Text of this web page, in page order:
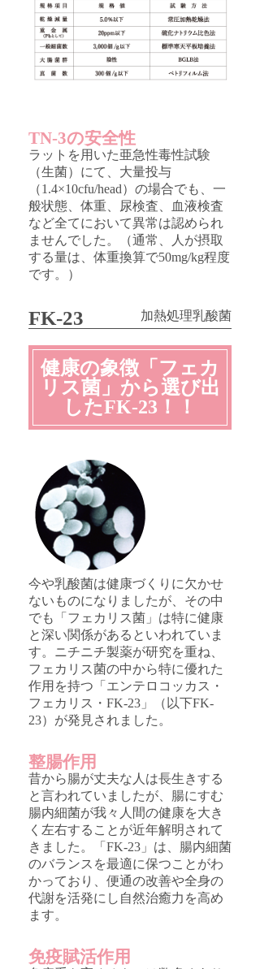
TN-3の安全性
ラットを用いた亜急性毒性試験
（生菌）にて、大量投与
（1.4×10cfu/head）の場合でも、一
般状態、体重、尿検査、血液検査
など全てにおいて異常は認められ
ませんでした。（通常、人が摂取
する量は、体重換算で50mg/kg程度
です。）
FK-23 加熱処理乳酸菌
健康の象徴「フェカ
リス菌」から選び出
したFK-23！！
今や乳酸菌は健康づくりに欠かせ
ないものになりましたが、その中
でも「フェカリス菌」は特に健康
と深い関係があるといわれていま
す。ニチニチ製薬が研究を重ね、
フェカリス菌の中から特に優れた
作用を持つ「エンテロコッカス・
フェカリス・FK-23」（以下FK-
23）が発見されました。
整腸作用
昔から腸が丈夫な人は長生きする
と言われていましたが、腸にすむ
腸内細菌が我々人間の健康を大き
く左右することが近年解明されて
きました。「FK-23」は、腸内細菌
のバランスを最適に保つことがわ
かっており、便通の改善や全身の
代謝を活発にし自然治癒力を高め
ます。
免疫賦活作用